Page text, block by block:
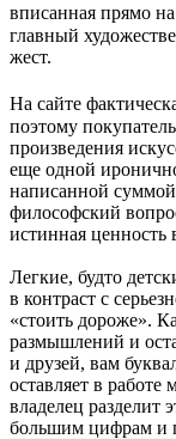
вписанная прямо
главный
жест.
На сайте
поэтому
произведения
еще одной
написанной
философский
истинная
Легкие, будто
в контраст с
«стоить дороже».
размышлений и
и друзей, вам
оставляет в
владелец разделит
большим цифрам и